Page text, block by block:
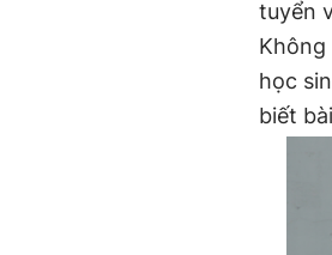
tuyển
Không
học
biết